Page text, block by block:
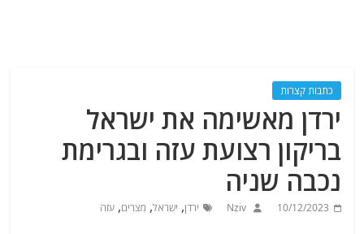
כתבות קצרות
ירדן מאשימה את ישראל
בריקון רצועת עזה ובגרימת
נכבה שניה
10/12/2023
Nziv ירדן, ישראל, מצרים,עזה